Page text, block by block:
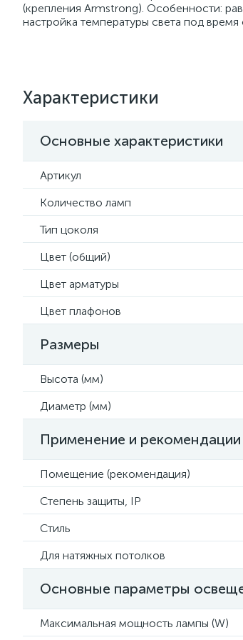
(крепления Armstrong). Особенности:
настройка температуры света под время
Характеристики
Основные характеристики
Артикул
Количество ламп
Тип цоколя
Цвет (общий)
Цвет арматуры
Цвет плафонов
Размеры
Высота (мм)
Диаметр (мм)
Применение и рекомендации
Помещение (рекомендация)
Степень защиты, IP
Стиль
Для натяжных потолков
Основные параметры
Максимальная мощность лампы (W)